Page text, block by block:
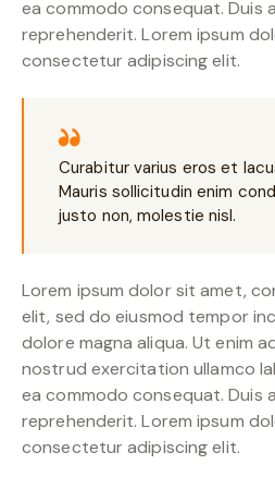
ea commodo consequat. Duis
reprehenderit. Lorem ipsum
consectetur adipiscing elit.
Curabitur varius eros et
Mauris sollicitudin enim
justo non, molestie nisl.
Lorem ipsum dolor sit amet,
elit, sed do eiusmod tempor
dolore magna aliqua. Ut enim
nostrud exercitation ullamco
ea commodo consequat. Duis
reprehenderit. Lorem ipsum
consectetur adipiscing elit.